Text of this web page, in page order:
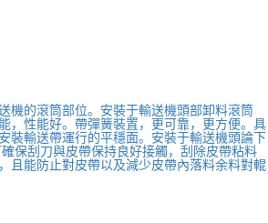
的滾筒部位。安裝于輸送機頭部卸料滾筒
，性能好。帶彈簧裝置，更可靠，更方便。具
輸送帶運行的平穩面。安裝于輸送機頭論下
保刮刀與皮帶保持良好接觸，刮除皮帶粘料
能防止對皮帶以及減少皮帶內落料余料對輥